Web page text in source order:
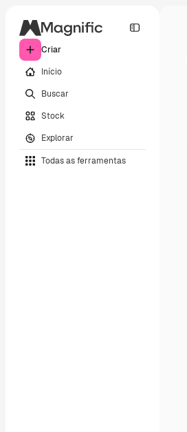
Criar
Início
Buscar
Stock
Explorar
Todas as ferramentas